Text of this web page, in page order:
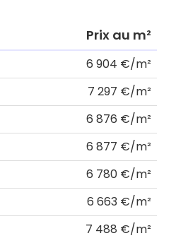
Prix au m²
6 904 €/m²
7 297 €/m²
6 876 €/m²
6 877 €/m²
6 780 €/m²
6 663 €/m²
7 488 €/m²